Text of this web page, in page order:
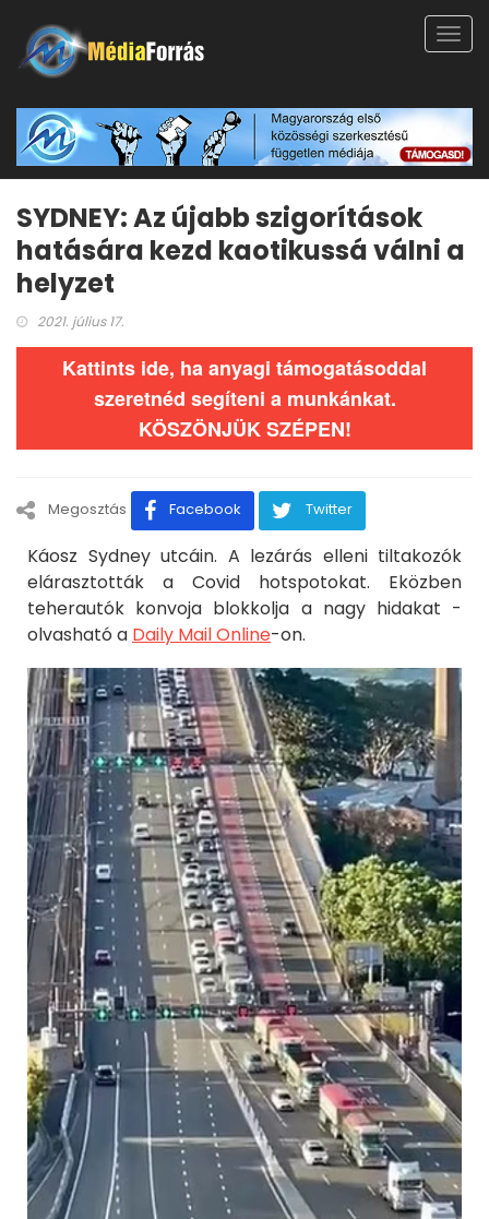
SYDNEY: Az újabb szigorítások
hatására kezd kaotikussá válni a
helyzet
2021. július 17.
Kattints ide, ha anyagi támogatásoddal
szeretnéd segíteni a munkánkat.
KÖSZÖNJÜK SZÉPEN!
Megosztás Facebook Twitter
Káosz Sydney utcáin. A lezárás elleni tiltakozók
elárasztották a Covid hotspotokat. Eközben
teherautók konvoja blokkolja a nagy hidakat -
olvasható a Daily Mail Online-on.